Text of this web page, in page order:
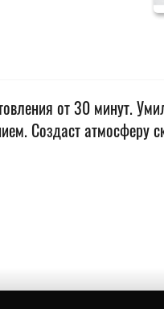
от 30 минут.
Создаст атмосферу